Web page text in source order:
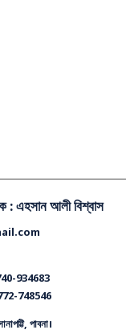
: এহসান আলী বিশ্বাস
934683
748546
পাবনা।